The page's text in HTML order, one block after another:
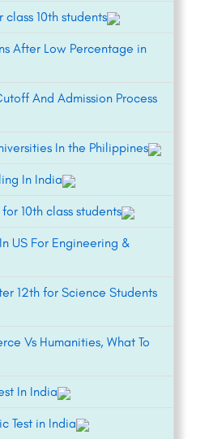
class 10th students
After Low Percentage in
And Admission Process
In the Philippines
In India
10th class students
US For Engineering &
12th for Science Students
Vs Humanities, What To
In India
Test in India